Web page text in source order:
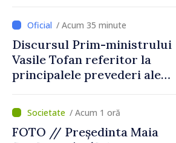
2027
/ Acum 35 minute
Discursul Prim-ministrului
Vasile Tofan referitor la
principalele prevederi ale
2027
/ Acum 1 oră
FOTO // Președinta Maia